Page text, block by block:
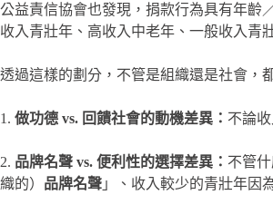
公益責信協會也發現，捐款行為具有年齡
收入青壯年、高收入中老年、一般收入青
透過這樣的劃分，不管是組織還是社會，
1. 做功德 vs. 回饋社會的動機差異： 不論
2. 品牌名聲 vs. 便利性的選擇差異： 不管
織的） 品牌名聲 」、收入較少的青壯年因